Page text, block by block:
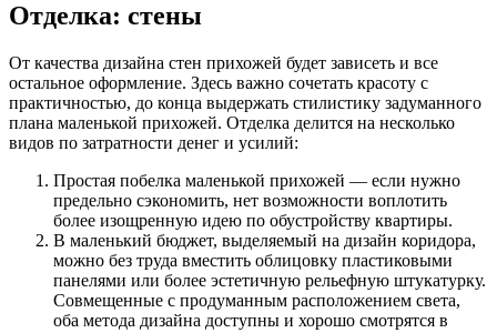
Отделка: стены
От качества дизайна стен прихожей будет зависеть и все
остальное оформление. Здесь важно сочетать красоту с
практичностью, до конца выдержать стилистику задуманного
плана маленькой прихожей. Отделка делится на несколько
видов по затратности денег и усилий:
Простая побелка маленькой прихожей — если нужно
предельно сэкономить, нет возможности воплотить
более изощренную идею по обустройству квартиры.
В маленький бюджет, выделяемый на дизайн коридора,
можно без труда вместить облицовку пластиковыми
панелями или более эстетичную рельефную штукатурку.
Совмещенные с продуманным расположением света,
оба метода дизайна доступны и хорошо смотрятся в